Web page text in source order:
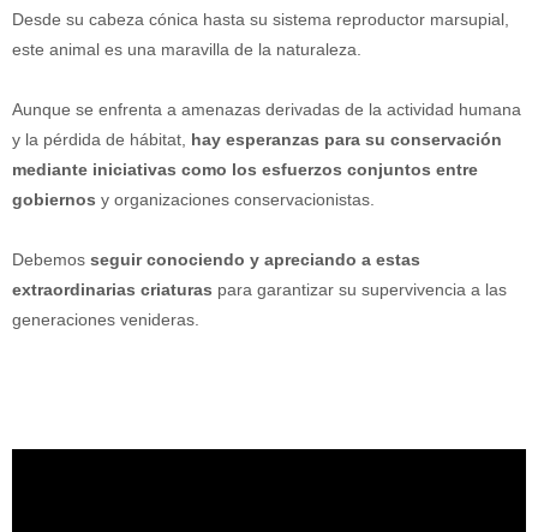
Desde su cabeza cónica hasta su sistema reproductor marsupial,
este animal es una maravilla de la naturaleza.
Aunque se enfrenta a amenazas derivadas de la actividad humana
y la pérdida de hábitat, hay esperanzas para su conservación
mediante iniciativas como los esfuerzos conjuntos entre
gobiernos y organizaciones conservacionistas.
Debemos seguir conociendo y apreciando a estas
extraordinarias criaturas para garantizar su supervivencia a las
generaciones venideras.